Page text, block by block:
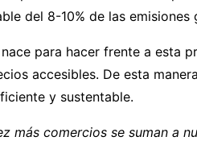
del 8-10% de las
para hacer frente a
accesibles. De esta
y sustentable.
más comercios se suman a